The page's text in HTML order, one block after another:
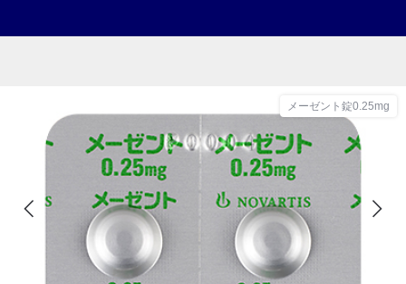
メーゼント錠0.25mg